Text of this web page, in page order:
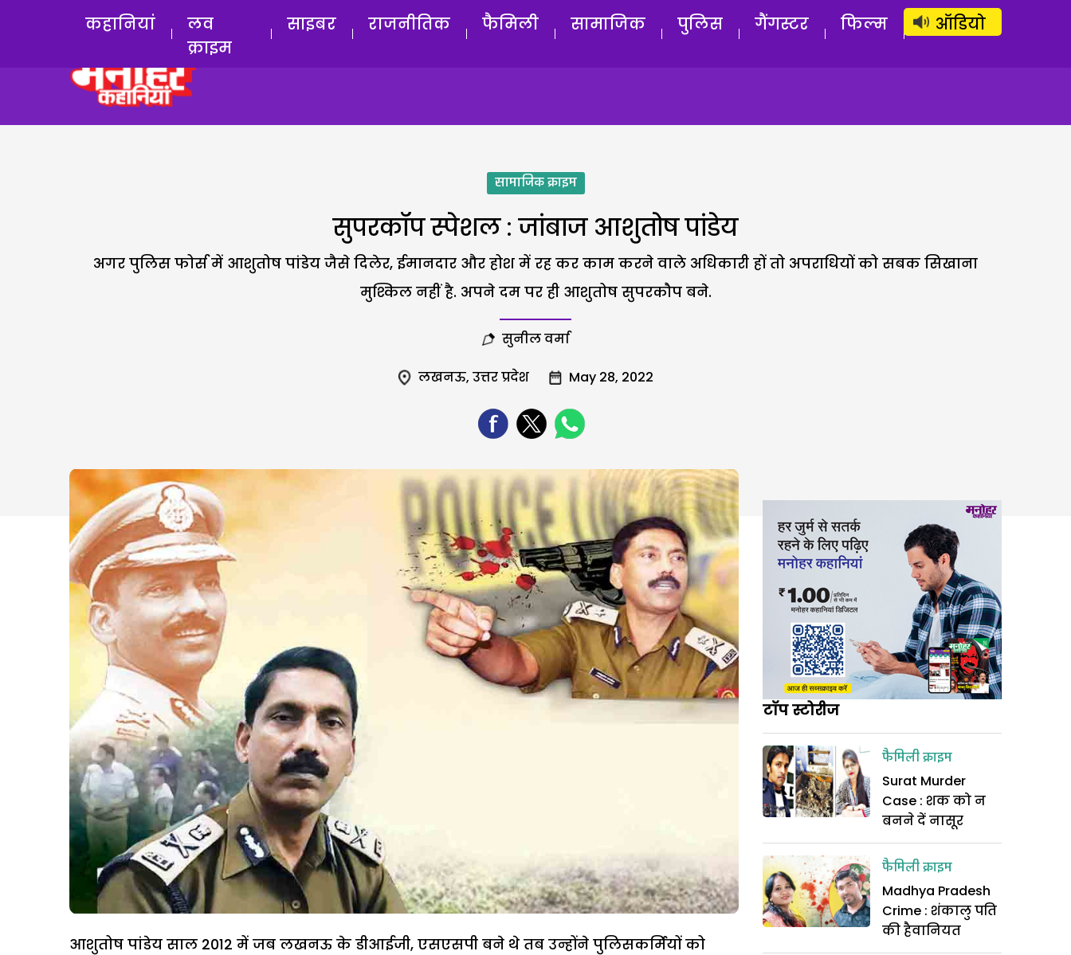
लॉग इन सब्सक्राइब करें
कहानियां
लव
क्राइम
साइबर राजनीतिक फैमिली सामाजिक पुलिस गैंगस्टर फिल्म ऑडियो
सामाजिक क्राइम
सुपरकॉप स्पेशल : जांबाज आशुतोष पांडेय
अगर पुलिस फोर्स में आशुतोष पांडेय जैसे दिलेर, ईमानदार और होश में रह कर काम करने वाले अधिकारी हों तो अपराधियों को सबक सिखाना
मुश्किल नहीं है. अपने दम पर ही आशुतोष सुपरकौप बने.
सुनील वर्मा
लखनऊ, उत्तर प्रदेश May 28, 2022
आशुतोष पांडेय साल 2012 में जब लखनऊ के डीआईजी, एसएसपी बने थे तब उन्होंने पुलिसकर्मियों को
टॉप स्टोरीज
फैमिली क्राइम
Surat Murder
Case : शक को न
बनने दें नासूर
फैमिली क्राइम
Madhya Pradesh
Crime : शंकालु पति
की हैवानियत